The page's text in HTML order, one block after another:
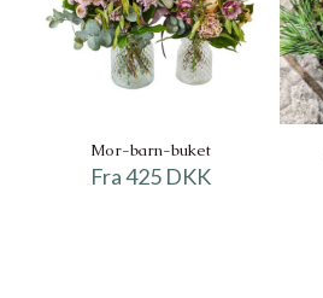
Mor-barn-buket
Fra 425 DKK